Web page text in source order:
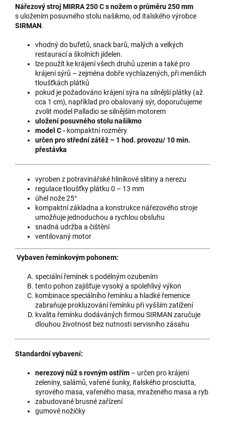
Nářezový stroj MIRRA 250 C s nožem o průměru 250 mm
s uložením posuvného stolu našikmo, od italského výrobce
SIRMAN.
vhodný do bufetů, snack barů, malých a velkých
restaurací a školních jídelen.
lze použít ke krájení všech druhů uzenin a také pro
krájení sýrů – zejména dobře vychlazených, při menších
tloušťkách plátků
pokud je požadováno krájení sýra na silnější plátky (až
cca 1 cm), například pro obalovaný sýr, doporučujeme
zvolit model Palladio se silnějším motorem
uložení posuvného stolu našikmo
model C - kompaktní rozměry
určen pro střední zátěž – 1 hod. provozu/ 10 min.
přestávka
vyroben z potravinářské hliníkové slitiny a nerezu
regulace tloušťky plátku 0 – 13 mm
úhel nože 25°
kompaktní základna a konstrukce nářezového stroje
umožňuje jednoduchou a rychlou obsluhu
snadná udržba a čištění
ventilovaný motor
Vybaven řemínkovým pohonem:
speciální řemínek s podélným ozubením
tento pohon zajišťuje vysoký a spolehlivý výkon
kombinace speciálního řemínku a hladké řemenice
zabraňuje prokluzování řemínku při vyšším zatížení
kvalita řemínku dodáváných firmou SIRMAN zaručuje
dlouhou životnost bez nutnosti servisního zásahu
Standardní vybavení:
nerezový nůž s rovným ostřím – určen pro krájení
zeleniny, salámů, vařené šunky, italského prosciutta,
syrového masa, vařeného masa, mraženého masa a ryb
zabudované brusné zařízení
gumové nožičky